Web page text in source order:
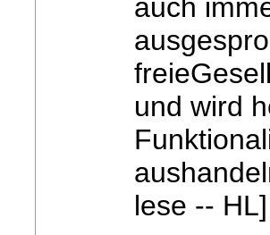
auch
und wird
lese -- HL]